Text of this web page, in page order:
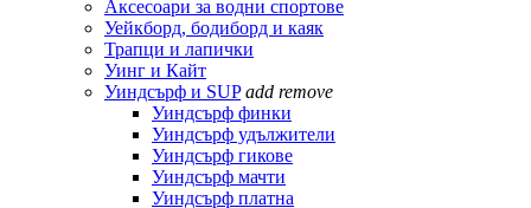
Аксесоари за водни спортове
Уейкборд, бодиборд и каяк
Трапци и лапички
Уинг и Кайт
Уиндсърф и SUP add remove
Уиндсърф финки
Уиндсърф удължители
Уиндсърф гикове
Уиндсърф мачти
Уиндсърф платна